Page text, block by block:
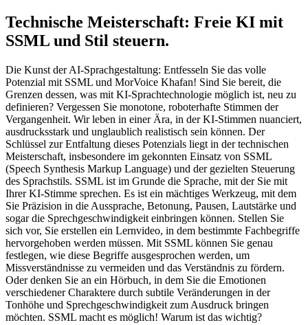
Technische Meisterschaft: Freie KI mit
SSML und Stil steuern.
Die Kunst der AI-Sprachgestaltung: Entfesseln Sie das volle
Potenzial mit SSML und MorVoice Khafan! Sind Sie bereit, die
Grenzen dessen, was mit KI-Sprachtechnologie möglich ist, neu zu
definieren? Vergessen Sie monotone, roboterhafte Stimmen der
Vergangenheit. Wir leben in einer Ära, in der KI-Stimmen nuanciert,
ausdrucksstark und unglaublich realistisch sein können. Der
Schlüssel zur Entfaltung dieses Potenzials liegt in der technischen
Meisterschaft, insbesondere im gekonnten Einsatz von SSML
(Speech Synthesis Markup Language) und der gezielten Steuerung
des Sprachstils. SSML ist im Grunde die Sprache, mit der Sie mit
Ihrer KI-Stimme sprechen. Es ist ein mächtiges Werkzeug, mit dem
Sie Präzision in die Aussprache, Betonung, Pausen, Lautstärke und
sogar die Sprechgeschwindigkeit einbringen können. Stellen Sie
sich vor, Sie erstellen ein Lernvideo, in dem bestimmte Fachbegriffe
hervorgehoben werden müssen. Mit SSML können Sie genau
festlegen, wie diese Begriffe ausgesprochen werden, um
Missverständnisse zu vermeiden und das Verständnis zu fördern.
Oder denken Sie an ein Hörbuch, in dem Sie die Emotionen
verschiedener Charaktere durch subtile Veränderungen in der
Tonhöhe und Sprechgeschwindigkeit zum Ausdruck bringen
möchten. SSML macht es möglich! Warum ist das wichtig?